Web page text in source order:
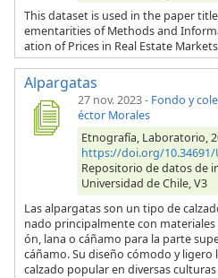
This dataset is used in the paper
ementarities of Methods and
ation of Prices in Real Estate
Alpargatas
27 nov. 2023- Fondo y
éctor Morales
Etnografía, Laboratorio,
https://doi.org/10.34691/
Repositorio de datos de
Universidad de Chile, V3
Las alpargatas son un tipo de
nado principalmente con
ón, lana o cáñamo para la parte
cáñamo. Su diseño cómodo y ligero
calzado popular en diversas